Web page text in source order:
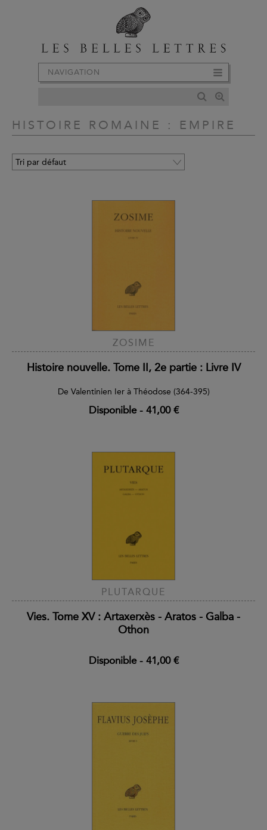
NAVIGATION
HISTOIRE ROMAINE : EMPIRE
ZOSIME
Histoire nouvelle. Tome II, 2e partie : Livre IV
De Valentinien Ier à Théodose (364-395)
Disponible- 41,00 €
PLUTARQUE
Vies. Tome XV : Artaxerxès - Aratos - Galba -
Othon
Disponible- 41,00 €